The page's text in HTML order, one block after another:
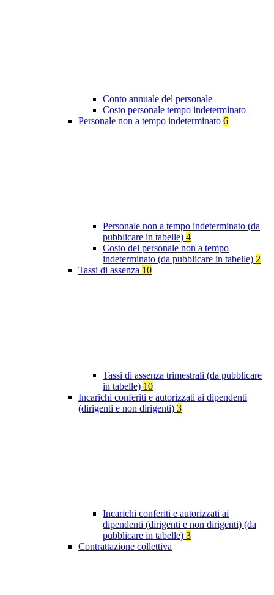
Conto annuale del personale
Costo personale tempo indeterminato
Personale non a tempo indeterminato 6
Personale non a tempo indeterminato (da
pubblicare in tabelle) 4
Costo del personale non a tempo
indeterminato (da pubblicare in tabelle) 2
Tassi di assenza 10
Tassi di assenza trimestrali (da pubblicare
in tabelle) 10
Incarichi conferiti e autorizzati ai dipendenti
(dirigenti e non dirigenti) 3
Incarichi conferiti e autorizzati ai
dipendenti (dirigenti e non dirigenti) (da
pubblicare in tabelle) 3
Contrattazione collettiva